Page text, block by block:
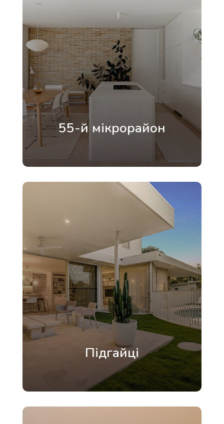
55-й мікрорайон
сучасний житловий район Луцька
Підгайці
передмістя Луцька з комфортним
заміським життям